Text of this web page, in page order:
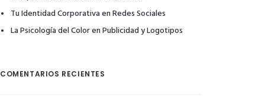
Tu Identidad Corporativa en Redes Sociales
La Psicología del Color en Publicidad y Logotipos
COMENTARIOS RECIENTES